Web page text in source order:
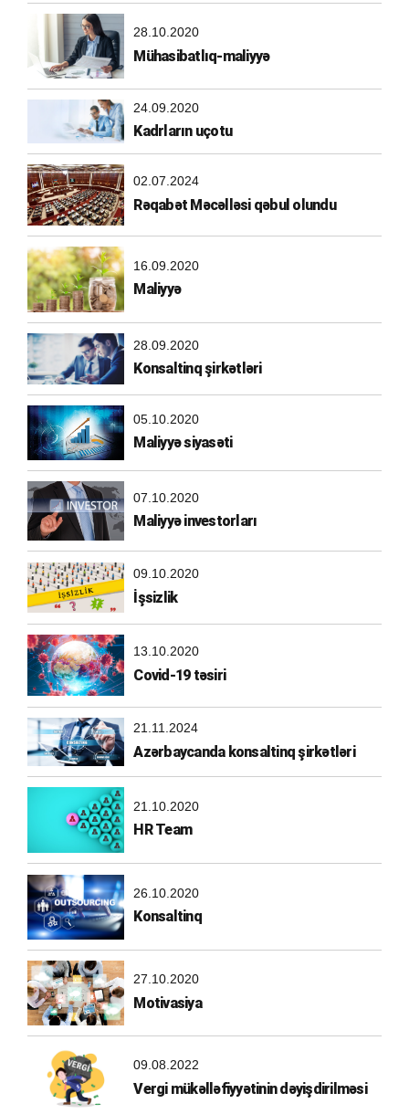
28.10.2020
Mühasibatlıq-maliyyə
24.09.2020
Kadrların uçotu
02.07.2024
Rəqabət Məcəlləsi qəbul olundu
16.09.2020
Maliyyə
28.09.2020
Konsaltinq şirkətləri
05.10.2020
Maliyyə siyasəti
07.10.2020
Maliyyə investorları
09.10.2020
İşsizlik
13.10.2020
Covid-19 təsiri
21.11.2024
Azərbaycanda konsaltinq şirkətləri
21.10.2020
HR Team
26.10.2020
Konsaltinq
27.10.2020
Motivasiya
09.08.2022
Vergi mükəlləfiyyətinin dəyişdirilməsi